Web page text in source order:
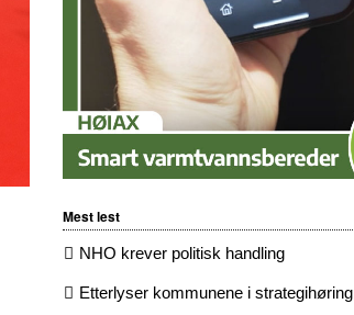
Mest lest
NHO krever politisk handling
Etterlyser kommunene i strategihøring